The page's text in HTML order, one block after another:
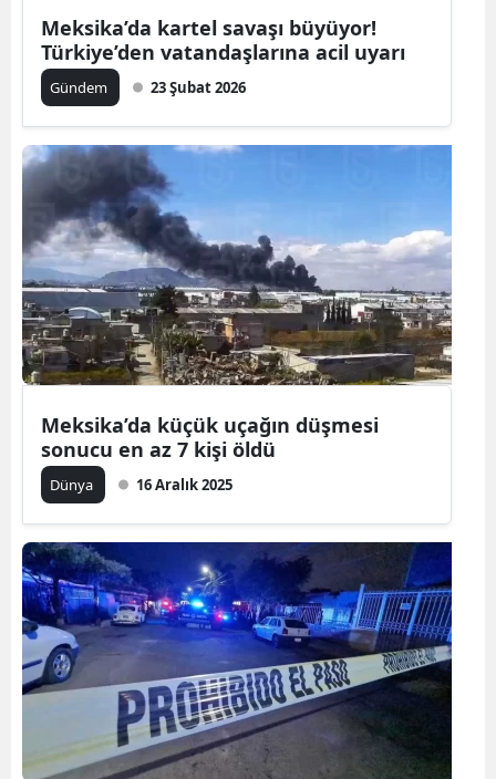
Meksika’da kartel savaşı büyüyor!
Türkiye’den vatandaşlarına acil uyarı
Gündem 23 Şubat 2026
Meksika’da küçük uçağın düşmesi
sonucu en az 7 kişi öldü
Dünya 16 Aralık 2025